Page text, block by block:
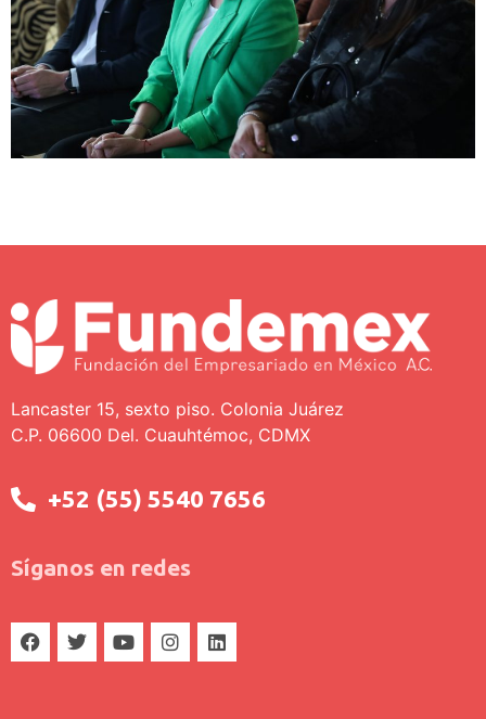
Lancaster 15, sexto piso. Colonia Juárez
C.P. 06600 Del. Cuauhtémoc, CDMX
+52 (55) 5540 7656
Síganos en redes